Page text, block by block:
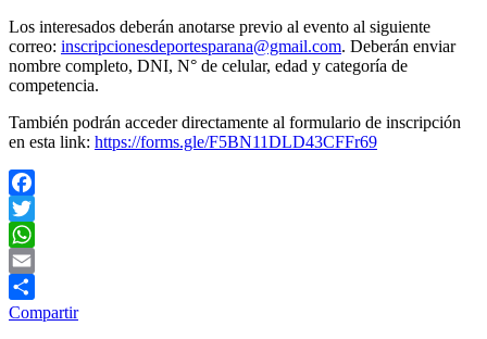
Los interesados deberán anotarse previo al evento al siguiente
correo: inscripcionesdeportesparana@gmail.com. Deberán enviar
nombre completo, DNI, N° de celular, edad y categoría de
competencia.
También podrán acceder directamente al formulario de inscripción
en esta link: https://forms.gle/F5BN11DLD43CFFr69
Facebook
Twitter
WhatsApp
Email
Compartir